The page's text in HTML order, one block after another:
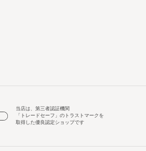
当店は、第三者認証機関
「トレードセーフ」のトラストマークを
取得した優良認定ショップです